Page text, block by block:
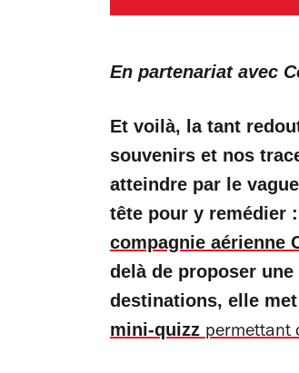
En partenariat avec
Et voilà, la tant
souvenirs et nos
atteindre par le
tête pour y remédier
compagnie aérienne
delà de proposer
destinations, elle
mini-quizz permettant